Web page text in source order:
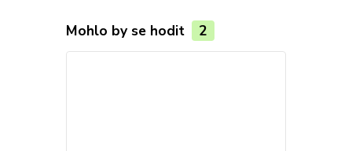
Mohlo by se hodit 2